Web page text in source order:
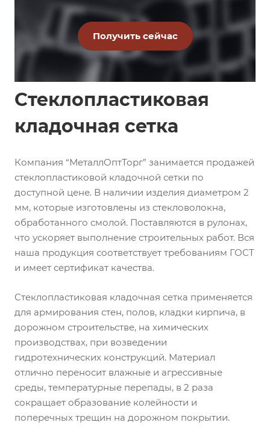
Стеклопластиковая
кладочная сетка
Компания “МеталлОптТорг” занимается продажей
стеклопластиковой кладочной сетки по
доступной цене. В наличии изделия диаметром 2
мм, которые изготовлены из стекловолокна,
обработанного смолой. Поставляются в рулонах,
что ускоряет выполнение строительных работ. Вся
наша продукция соответствует требованиям ГОСТ
и имеет сертификат качества.
Стеклопластиковая кладочная сетка применяется
для армирования стен, полов, кладки кирпича, в
дорожном строительстве, на химических
производствах, при возведении
гидротехнических конструкций. Материал
отлично переносит влажные и агрессивные
среды, температурные перепады, в 2 раза
сокращает образование колейности и
поперечных трещин на дорожном покрытии.